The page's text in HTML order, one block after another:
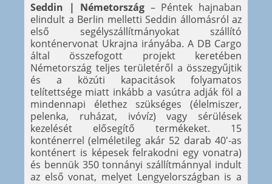
Seddin | Németország – Péntek hajnaban
elindult a Berlin melletti Seddin állomásról az
első segélyszállítmányokat szállító
konténervonat Ukrajna irányába. A DB Cargo
által összefogott projekt keretében
Németország teljes területéről a összegyűjtik
és a közúti kapacitások folyamatos
telítettsége miatt inkább a vasútra adják föl a
mindennapi élethez szükséges (élelmiszer,
pelenka, ruházat, ivóvíz) vagy sérülések
kezelését elősegítő termékeket. 15
konténerrel (elméletileg akár 52 darab 40'-as
konténert is képesek felrakodni egy vonatra)
és bennük 350 tonnányi szállítmánnyal indult
az első vonat, melyet Lengyelországban is a